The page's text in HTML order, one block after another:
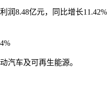
润8.48亿元，同比增长
汽车及可再生能源。